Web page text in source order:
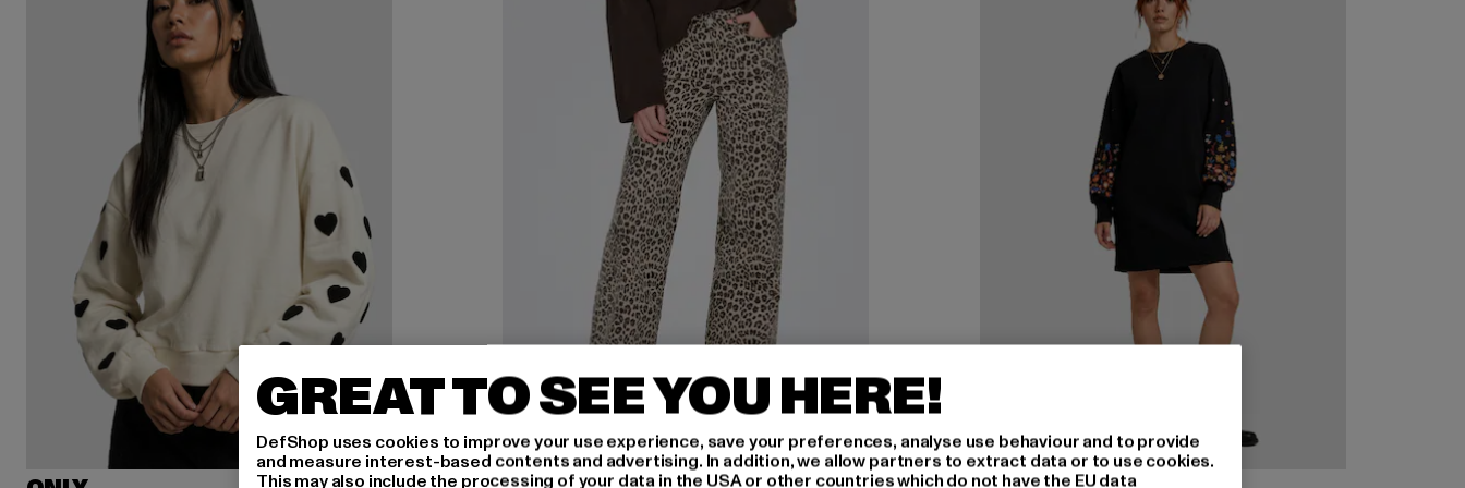
GREAT TO SEE YOU HERE!
DefShop uses cookies to improve your use experience, save your preferences, analyse use behaviour and to provide
and measure interest-based contents and advertising. In addition, we allow partners to extract data or to use cookies.
This may also include the processing of your data in the USA or other countries which do not have the EU data